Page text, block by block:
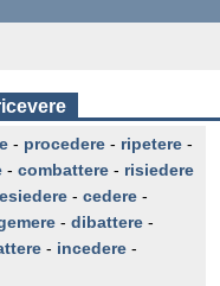
- procedere - ripetere -
- combattere - risiedere
- cedere -
- dibattere -
- incedere -